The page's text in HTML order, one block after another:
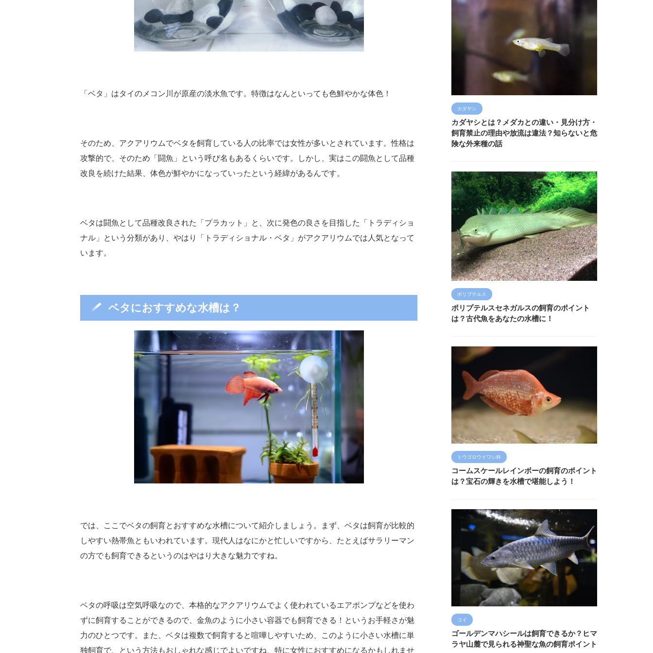
「ベタ」はタイのメコン川が原産の淡水魚です。特徴はなんといっても色鮮やかな体色！
そのため、アクアリウムでベタを飼育している人の比率では女性が多いとされています。性格は
攻撃的で、そのため「闘魚」という呼び名もあるくらいです。しかし、実はこの闘魚として品種
改良を続けた結果、体色が鮮やかになっていったという経緯があるんです。
ベタは闘魚として品種改良された「プラカット」と、次に発色の良さを目指した「トラディショ
ナル」という分類があり、やはり「トラディショナル・ベタ」がアクアリウムでは人気となって
います。
ベタにおすすめな水槽は？
では、ここでベタの飼育とおすすめな水槽について紹介しましょう。まず、ベタは飼育が比較的
しやすい熱帯魚ともいわれています。現代人はなにかと忙しいですから、たとえばサラリーマン
の方でも飼育できるというのはやはり大きな魅力ですね。
ベタの呼吸は空気呼吸なので、本格的なアクアリウムでよく使われているエアポンプなどを使わ
ずに飼育することができるので、金魚のように小さい容器でも飼育できる！というお手軽さが魅
力のひとつです。また、ベタは複数で飼育すると喧嘩しやすいため、このように小さい水槽に単
独飼育で、という方法もおしゃれな感じでよいですね、特に女性におすすめになるかもしれませ
カダヤシ
カダヤシとは？メダカとの違い・見分け方・
飼育禁止の理由や放流は違法？知らないと危
険な外来種の話
ポリプテルス
ポリプテルスセネガルスの飼育のポイント
は？古代魚をあなたの水槽に！
トウゴロウイワシ科
コームスケールレインボーの飼育のポイント
は？宝石の輝きを水槽で堪能しよう！
コイ
ゴールデンマハシールは飼育できるか？ヒマ
ラヤ山麓で見られる神聖な魚の飼育ポイント